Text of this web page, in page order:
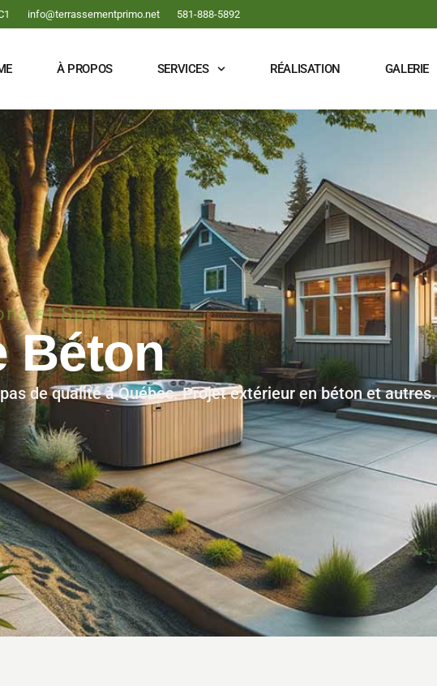
info@terrassementprimo.net 581-888-5892​
À PROPOS SERVICES RÉALISATION GALERIE
et Spas
Béton
de qualité à Québec. Projet extérieur en béton et autres.